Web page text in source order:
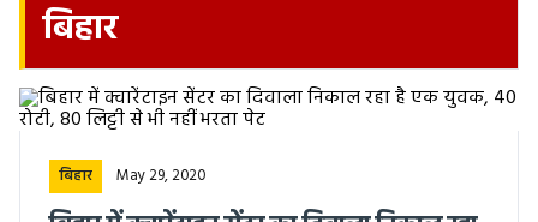
बिहार
बिहार May 29, 2020